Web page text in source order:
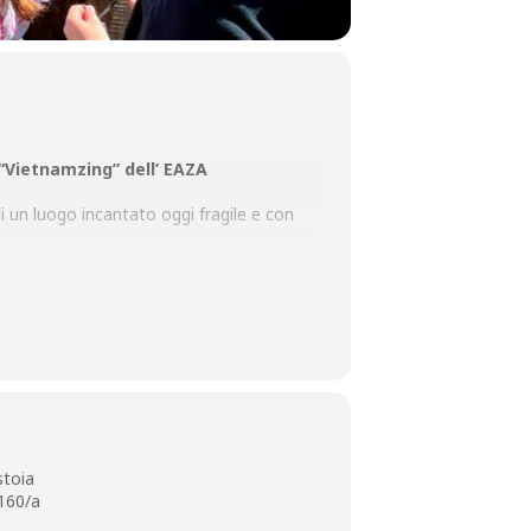
dell’ EAZA
un luogo incantato oggi fragile e con
che vivono nei territori habitat
di vita.
a